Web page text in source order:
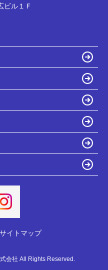
ビル１Ｆ
サイトマップ
会社 All Rights Reserved.